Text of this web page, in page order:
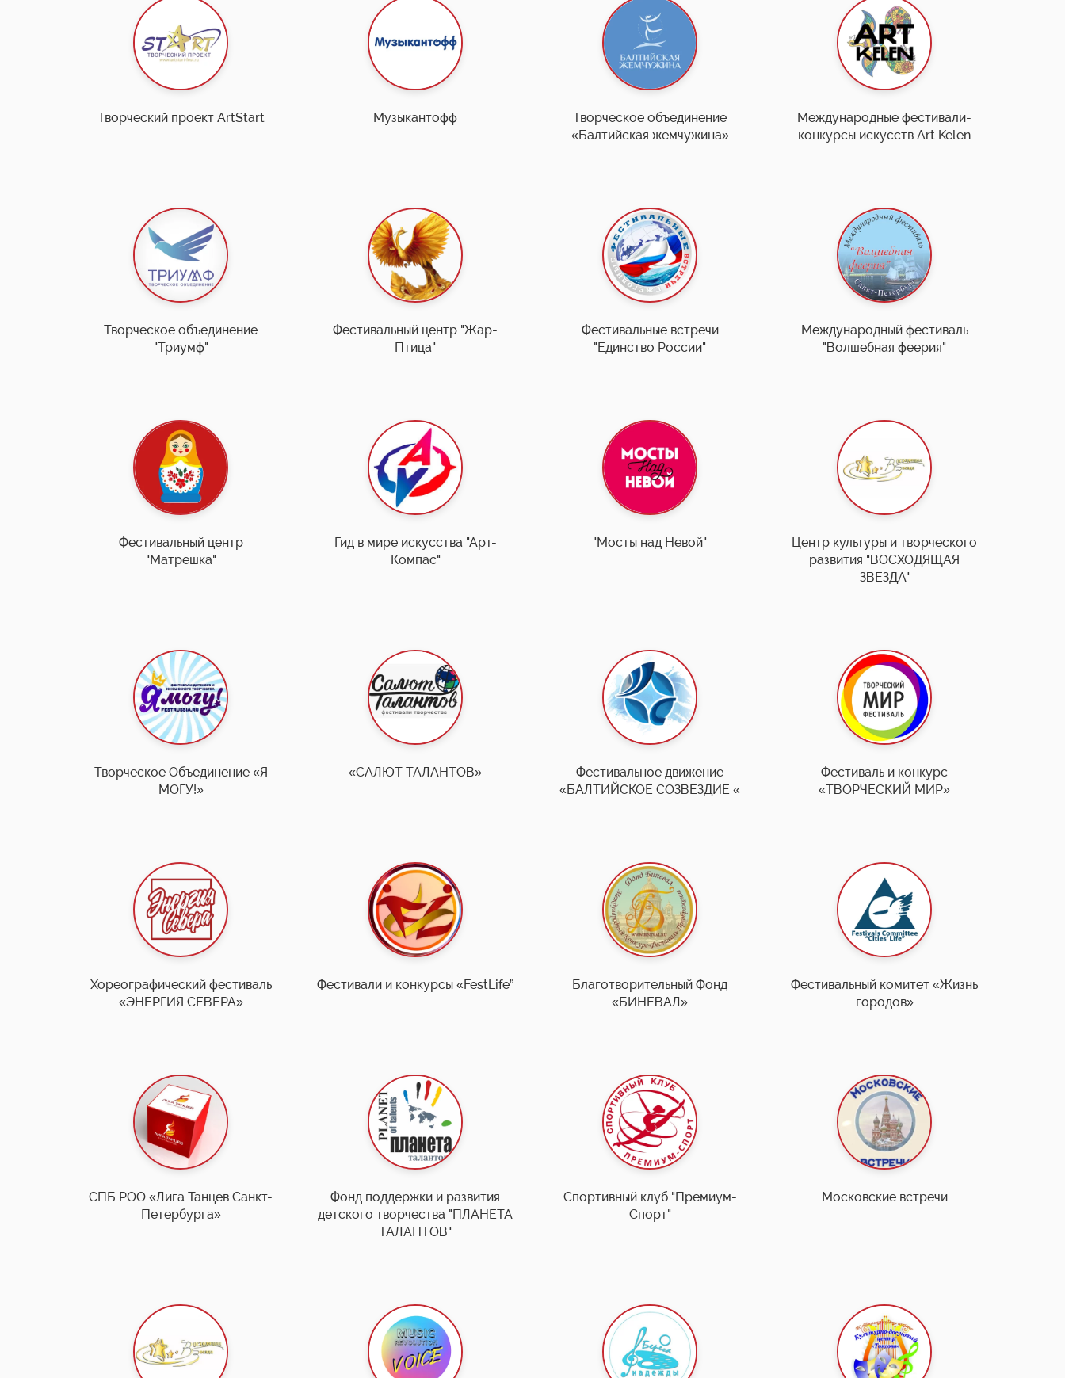
Творческий проект ArtStart Музыкантофф
Творческое объединение
«Балтийская жемчужина»
Международные фестивали-
конкурсы искусств Art Kelen
Творческое объединение
"Триумф"
Фестивальный центр "Жар-
Птица"
Фестивальные встречи
"Единство России"
Международный фестиваль
"Волшебная феерия"
Фестивальный центр
"Матрешка"
Гид в мире искусства "Арт-
Компас"
"Мосты над Невой"
Центр культуры и творческого
развития "ВОСХОДЯЩАЯ
ЗВЕЗДА"
Творческое Объединение «Я
МОГУ!»
«САЛЮТ ТАЛАНТОВ»
Фестивальное движение
«БАЛТИЙСКОЕ СОЗВЕЗДИЕ «
Фестиваль и конкурс
«ТВОРЧЕСКИЙ МИР»
Хореографический фестиваль
«ЭНЕРГИЯ СЕВЕРА»
Фестивали и конкурсы «FestLife”
Благотворительный Фонд
«БИНЕВАЛ»
Фестивальный комитет «Жизнь
городов»
СПБ РОО «Лига Танцев Санкт-
Петербурга»
Фонд поддержки и развития
детского творчества "ПЛАНЕТА
ТАЛАНТОВ"
Спортивный клуб "Премиум-
Спорт"
Московские встречи